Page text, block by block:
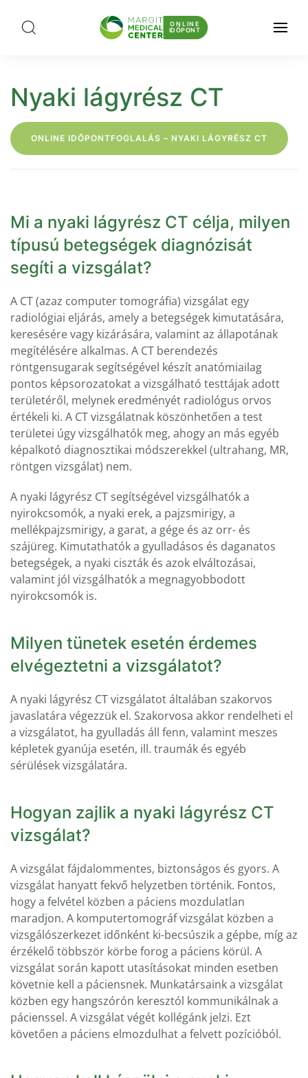
ONLINE
IDŐPONT
Nyaki lágyrész CT
ONLINE IDŐPONTFOGLALÁS – NYAKI LÁGYRÉSZ CT
Mi a nyaki lágyrész CT célja, milyen
típusú betegségek diagnózisát
segíti a vizsgálat?
A CT (azaz computer tomográfia) vizsgálat egy
radiológiai eljárás, amely a betegségek kimutatására,
keresésére vagy kizárására, valamint az állapotának
megítélésére alkalmas. A CT berendezés
röntgensugarak segítségével készít anatómiailag
pontos képsorozatokat a vizsgálható testtájak adott
területéről, melynek eredményét radiológus orvos
értékeli ki. A CT vizsgálatnak köszönhetően a test
területei úgy vizsgálhatók meg, ahogy an más egyéb
képalkotó diagnosztikai módszerekkel (ultrahang, MR,
röntgen vizsgálat) nem.
A nyaki lágyrész CT segítségével vizsgálhatók a
nyirokcsomók, a nyaki erek, a pajzsmirigy, a
mellékpajzsmirigy, a garat, a gége és az orr- és
szájüreg. Kimutathatók a gyulladásos és daganatos
betegségek, a nyaki ciszták és azok elváltozásai,
valamint jól vizsgálhatók a megnagyobbodott
nyirokcsomók is.
Milyen tünetek esetén érdemes
elvégeztetni a vizsgálatot?
A nyaki lágyrész CT vizsgálatot általában szakorvos
javaslatára végezzük el. Szakorvosa akkor rendelheti el
a vizsgálatot, ha gyulladás áll fenn, valamint meszes
képletek gyanúja esetén, ill. traumák és egyéb
sérülések vizsgálatára.
Hogyan zajlik a nyaki lágyrész CT
vizsgálat?
A vizsgálat fájdalommentes, biztonságos és gyors. A
vizsgálat hanyatt fekvő helyzetben történik. Fontos,
hogy a felvétel közben a páciens mozdulatlan
maradjon. A komputertomográf vizsgálat közben a
vizsgálószerkezet időnként ki-becsúszik a gépbe, míg az
érzékelő többször körbe forog a páciens körül. A
vizsgálat során kapott utasításokat minden esetben
követnie kell a páciensnek. Munkatársaink a vizsgálat
közben egy hangszórón keresztól kommunikálnak a
pácienssel. A vizsgálat végét kollégánk jelzi. Ezt
követően a páciens elmozdulhat a felvett pozícióból.